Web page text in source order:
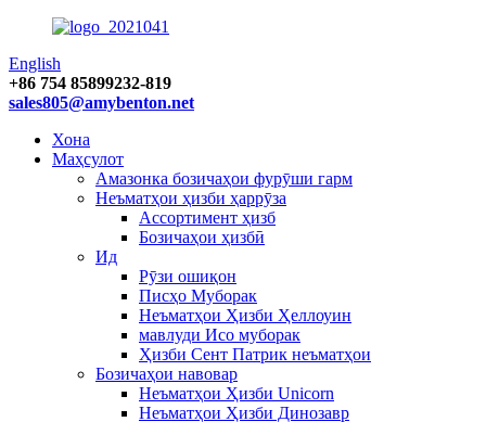
English
+86 754 85899232-819
sales805@amybenton.net
Хона
Маҳсулот
Амазонка бозичаҳои фурӯши гарм
Неъматҳои ҳизби ҳаррӯза
Ассортимент ҳизб
Бозичаҳои ҳизбӣ
Ид
Рӯзи ошиқон
Писҳо Муборак
Неъматҳои Ҳизби Ҳеллоуин
мавлуди Исо муборак
Ҳизби Сент Патрик неъматҳои
Бозичаҳои навовар
Неъматҳои Ҳизби Unicorn
Неъматҳои Ҳизби Динозавр